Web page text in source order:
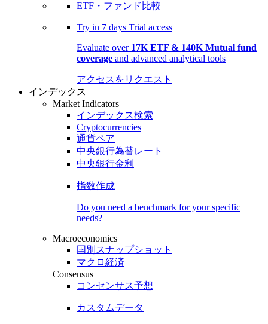
ETF・ファンド比較
Try in 7 days Trial access
Evaluate over 17K ETF & 140K Mutual fund
coverage and advanced analytical tools
アクセスをリクエスト
インデックス
Market Indicators
インデックス検索
Cryptocurrencies
通貨ペア
中央銀行為替レート
中央銀行金利
指数作成
Do you need a benchmark for your specific
needs?
Macroeconomics
国別スナップショット
マクロ経済
Consensus
コンセンサス予想
カスタムデータ